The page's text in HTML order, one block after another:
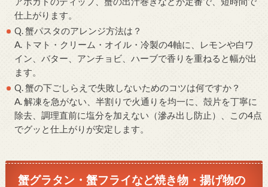
仕上がります。
Q. 蟹パスタのアレンジ方法は？
A. トマト・クリーム・オイル・冷製の4軸に、レモンや白ワ
イン、バター、アンチョビ、ハーブで香りを重ねると幅が出
ます。
Q. 蟹の下ごしらえで失敗しないためのコツは何ですか？
A. 解凍を急がない、半割りで火通りを均一に、殻片を丁寧に
除去、調理直前に塩分を加えない（滲み出し防止）、この4点
でグッと仕上がりが安定します。
蟹グラタン・蟹フライなど焼き物・揚げ物の